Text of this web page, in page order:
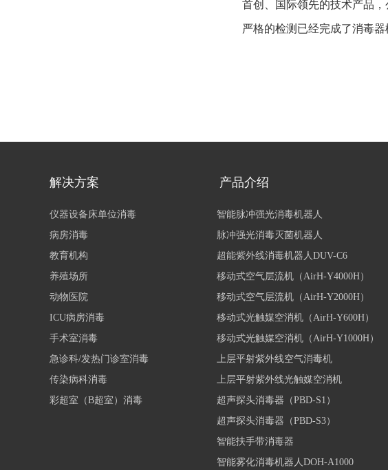
首创、国际领先的技术产品
严格的检测已经完成了消毒
解决方案
仪器设备床单位消毒
病房消毒
教育机构
养殖场所
动物医院
ICU病房消毒
手术室消毒
急诊科/发热门诊室消毒
传染病科消毒
彩超室（B超室）消毒
产品介绍
智能脉冲强光消毒机器人
脉冲强光消毒灭菌机器人
超能紫外线消毒机器人DUV-C6
移动式空气层流机（AirH-Y4000H）
移动式空气层流机（AirH-Y2000H）
移动式光触媒空消机（AirH-Y600H）
移动式光触媒空消机（AirH-Y1000H）
上层平射紫外线空气消毒机
上层平射紫外线光触媒空消机
超声探头消毒器（PBD-S1）
超声探头消毒器（PBD-S3）
智能扶手带消毒器
智能雾化消毒机器人DOH-A1000